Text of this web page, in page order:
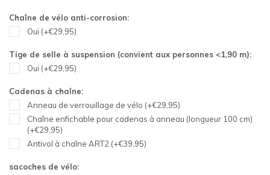
Chaîne de vélo anti-corrosion:
Oui (+€29,95)
Tige de selle à suspension (convient aux personnes <1,90 m):
Oui (+€29,95)
Cadenas à chaîne:
Anneau de verrouillage de vélo (+€29,95)
Chaîne enfichable pour cadenas à anneau (longueur 100 cm)
(+€29,95)
Antivol à chaîne ART2 (+€39,95)
sacoches de vélo: